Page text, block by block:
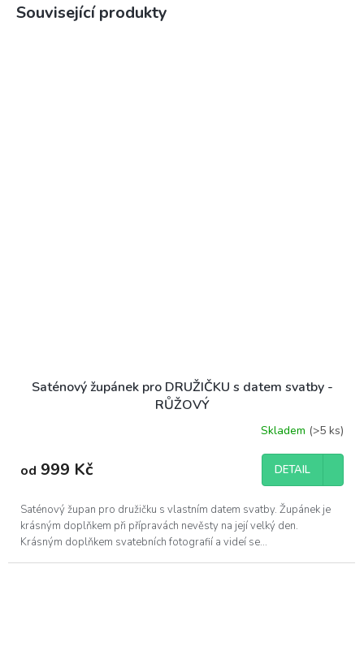
Související produkty
Saténový župánek pro DRUŽIČKU s datem svatby -
RŮŽOVÝ
Skladem (>5 ks)
od 999 Kč DETAIL
Saténový župan pro družičku s vlastním datem svatby. Župánek je
krásným doplňkem při přípravách nevěsty na její velký den.
Krásným doplňkem svatebních fotografií a videí se...